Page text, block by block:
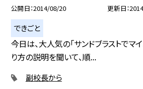
公開日 2014/08/20 更新日
できごと
今日は、大人気の「サンドブラストでマ
り方の説明を聞いて、順...
副校長から